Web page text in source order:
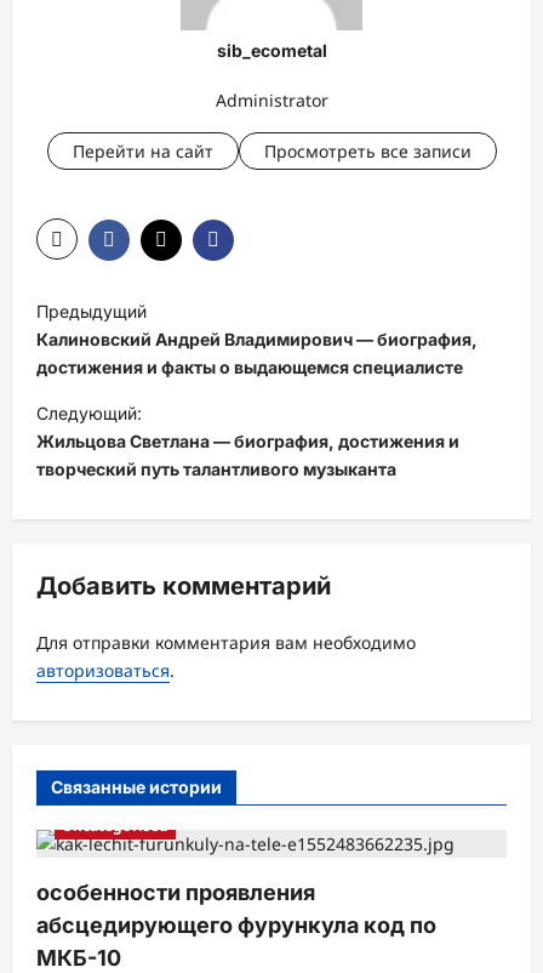
sib_ecometal
Administrator
Перейти на сайт Просмотреть все записи
Н
а
в
и
г
а
ц
я
з
а
и
Предыдущий
Калиновский Андрей Владимирович — биография,
достижения и факты о выдающемся специалисте
Следующий:
Жильцова Светлана — биография, достижения и
творческий путь талантливого музыканта
Добавить комментарий
Для отправки комментария вам необходимо
авторизоваться.
Связанные истории
Uncategorised
особенности проявления
абсцедирующего фурункула код по
МКБ-10